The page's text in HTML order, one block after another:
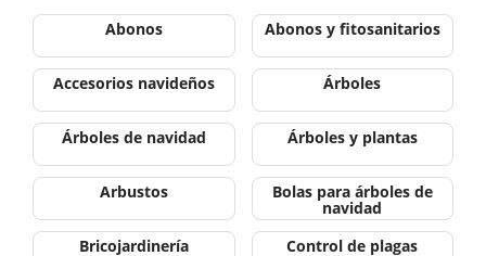
Abonos Abonos y fitosanitarios
Accesorios navideños Árboles
Árboles de navidad Árboles y plantas
Arbustos Bolas para árboles de
navidad
Bricojardinería
Control de plagas